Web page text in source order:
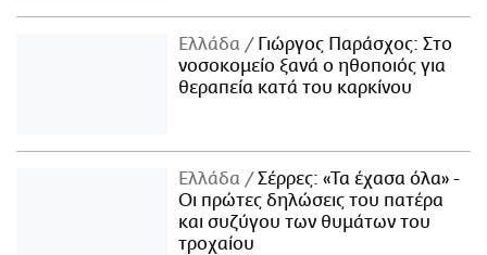
Ελλάδα
Γιώργος Παράσχος: Στο
νοσοκομείο ξανά ο ηθοποιός για
θεραπεία κατά του καρκίνου
Ελλάδα
Σέρρες: «Τα έχασα όλα» -
Οι πρώτες δηλώσεις του πατέρα
και συζύγου των θυμάτων του
τροχαίου